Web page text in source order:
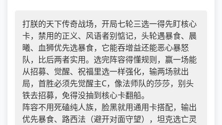
打朕的天下传奇战场，开局七轮三选一得先盯核心
卡，禁用的正义、风语者别惦记，头轮遇暴食、晨
曦、血狮优先选暴食，它能吞增益还能恶心暴怒
队，比后两者实用。选完阵容得懂规则，赢一场能
从招募、觉醒、祝福里选一样强化，输两场就出
局，首胜必须先觉醒主C，像法师队的莎莎，别头
铁去招募，免得没抽到核心卡翻船。
阵容不用死磕纯人族，脸黑就用通用卡搭配，输出
优先暴食、路西法（避开对面守望），坦克选亡灵